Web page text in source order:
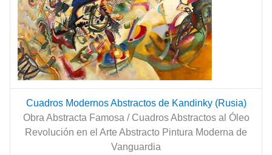
Cuadros Modernos Abstractos de Kandinky (Rusia)
Obra Abstracta Famosa / Cuadros Abstractos al Óleo
Revolución en el Arte Abstracto Pintura Moderna de
Vanguardia